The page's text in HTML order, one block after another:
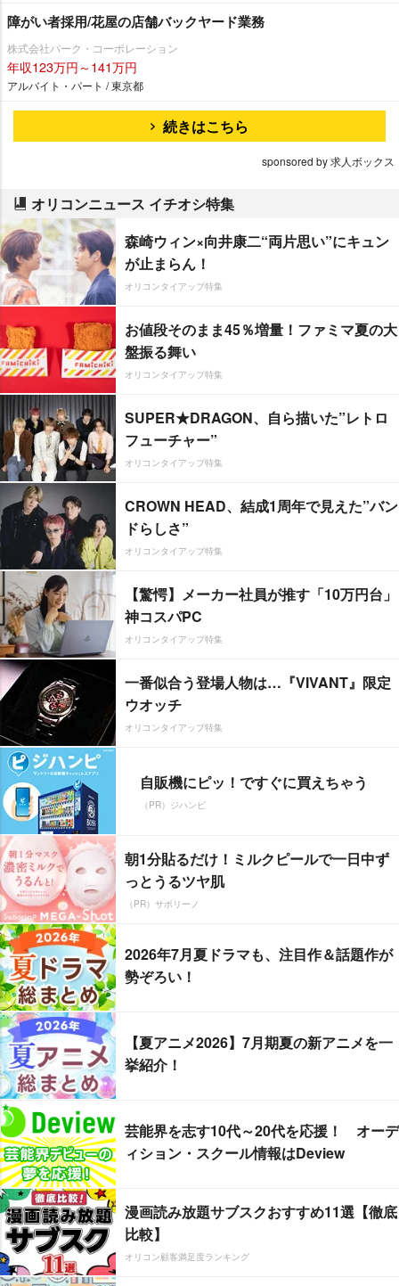
障がい者採用/花屋の店舗バックヤード業務
株式会社パーク・コーポレーション
年収123万円～141万円
アルバイト・パート / 東京都
続きはこちら
sponsored by 求人ボックス
オリコンニュース イチオシ特集
森崎ウィン×向井康二“両片思い”にキュン
が止まらん！
オリコンタイアップ特集
お値段そのまま45％増量！ファミマ夏の大
盤振る舞い
オリコンタイアップ特集
SUPER★DRAGON、自ら描いた”レトロ
フューチャー”
オリコンタイアップ特集
CROWN HEAD、結成1周年で見えた”バン
ドらしさ”
オリコンタイアップ特集
【驚愕】メーカー社員が推す「10万円台」
神コスパPC
オリコンタイアップ特集
一番似合う登場人物は…『VIVANT』限定
ウオッチ
オリコンタイアップ特集
自販機にピッ！ですぐに買えちゃう
（PR）ジハンピ
朝1分貼るだけ！ミルクピールで一日中ず
っとうるツヤ肌
（PR）サボリーノ
2026年7月夏ドラマも、注目作＆話題作が
勢ぞろい！
【夏アニメ2026】7月期夏の新アニメを一
挙紹介！
芸能界を志す10代～20代を応援！ オーデ
ィション・スクール情報はDeview
漫画読み放題サブスクおすすめ11選【徹底
比較】
オリコン顧客満足度ランキング